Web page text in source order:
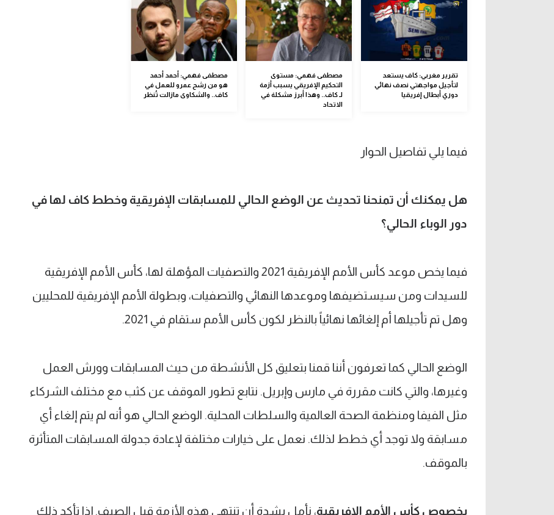
تقرير مغربي: كاف يستعد
لتأجيل مواجهتي نصف نهائي
دوري أبطال إفريقيا
مصطفى فهمي: مستوى
التحكيم الإفريقي يسبب أزمة
لـ كاف.. وهذا أبرز مشكلة في
الاتحاد
مصطفى فهمي: أحمد أحمد
هو من رشح عمرو للعمل في
كاف.. والشكاوى مازالت تُنظر
فيما يلي تفاصيل الحوار
هل يمكنك أن تمنحنا تحديث عن الوضع الحالي للمسابقات الإفريقية وخطط كاف لها في
دور الوباء الحالي؟
فيما يخص موعد كأس الأمم الإفريقية 2021 والتصفيات المؤهلة لها، كأس الأمم الإفريقية
للسيدات ومن سيستضيفها وموعدها النهائي والتصفيات، وبطولة الأمم الإفريقية للمحليين
وهل تم تأجيلها أم إلغائها نهائياً بالنظر لكون كأس الأمم ستقام في 2021.
الوضع الحالي كما تعرفون أننا قمنا بتعليق كل الأنشطة من حيث المسابقات وورش العمل
وغيرها، والتي كانت مقررة في مارس وإبريل. نتابع تطور الموقف عن كثب مع مختلف الشركاء
مثل الفيفا ومنظمة الصحة العالمية والسلطات المحلية. الوضع الحالي هو أنه لم يتم إلغاء أي
مسابقة ولا توجد أي خطط لذلك. نعمل على خيارات مختلفة لإعادة جدولة المسابقات المتأثرة
بالموقف.
بخصوص كأس الأمم الإفريقية، نأمل بشدة أن تنتهي هذه الأزمة قبل الصيف. إذا تأكد ذلك